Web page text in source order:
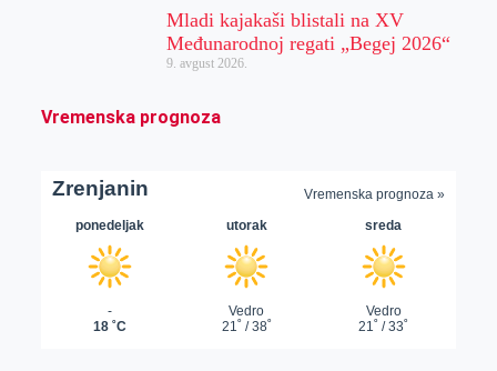
Mladi kajakaši blistali na XV
Međunarodnoj regati „Begej 2026“
9. avgust 2026.
Vremenska prognoza